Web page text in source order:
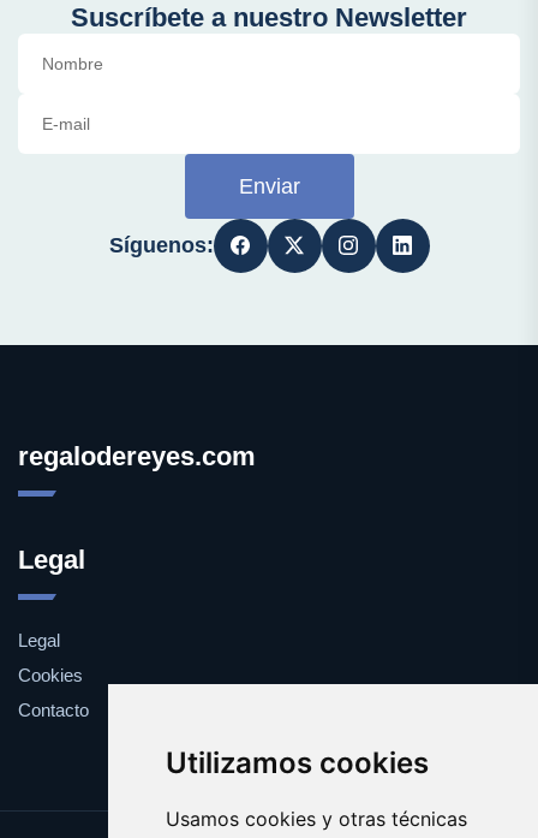
Utilizamos cookies
Usamos cookies y otras técnicas
Suscríbete a nuestro Newsletter
Enviar
Síguenos:
regalodereyes.com
Legal
Legal
Cookies
Contacto